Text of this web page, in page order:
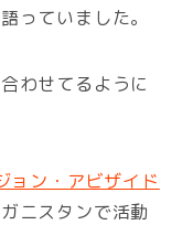
っていました。
わせてるように
ョン・アビザイド
ニスタンで活動